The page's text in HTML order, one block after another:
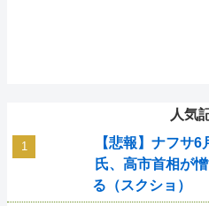
人気
【悲報】ナフサ
氏、高市首相が
る（スクショ）